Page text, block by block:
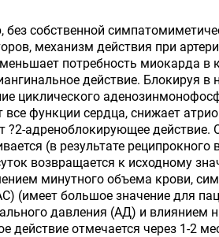
без собственной
механизм действия при
потребность миокарда
действие. Блокируя
циклического
все функции сердца, снижает
адреноблокирующее действие.
(в результате
возвращается к исходному
минутного объема крови,
(имеет большое значение для
давления (АД) и влиянием
действие отмечается через 1-2